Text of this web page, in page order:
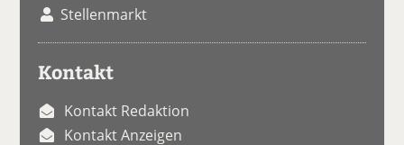
Stellenmarkt
Kontakt
Kontakt Redaktion
Kontakt Anzeigen